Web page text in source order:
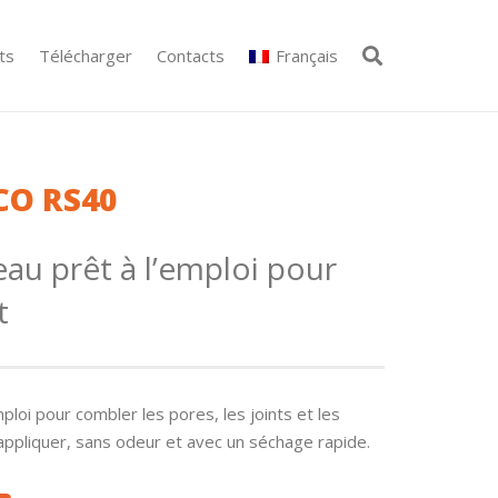
Télécharger Contacts Français
RS40
prêt à l’emploi pour
pour combler les pores, les joints et les
sans odeur et avec un séchage rapide.